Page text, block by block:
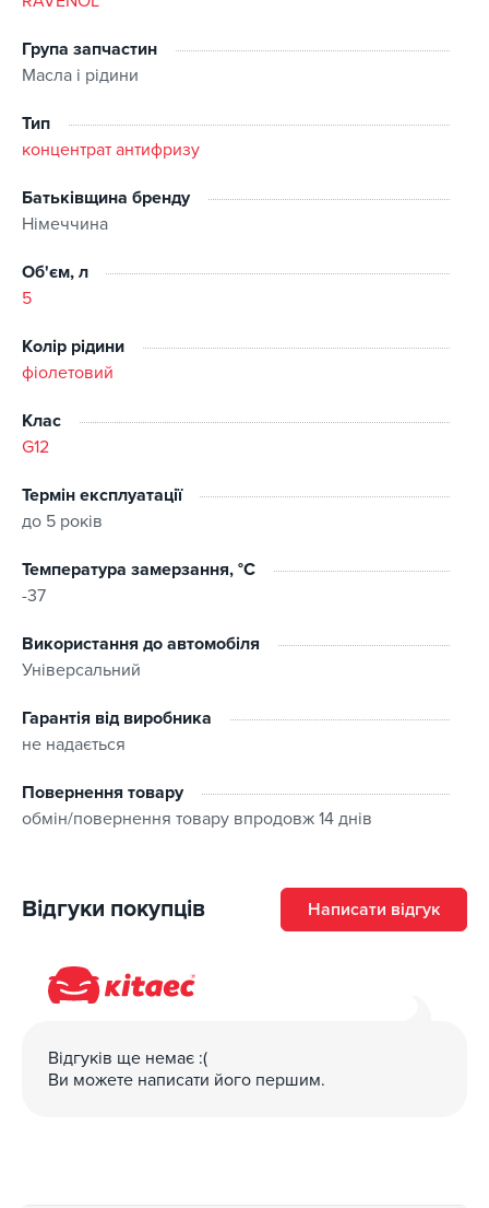
Перевага:
охолодження двигун
Хороший запас лужності
оптимальний захист від корозії для всіх металів та
сплавів, використовуваних в системах охолодження, в
тому числі алюмінію, завдяки висококласним
Запобігання відкладенням та спінювання в системі
автомобільних радіатори.
Сумісність з іншими типами охолодних рідин.
Група запчастин
Масла і рідини
Тип
концентрат антифризу
Батьківщина бренду
Німеччина
Об'єм, л
5
Колір рідини
фіолетовий
Клас
G12
Термін експлуатації
до 5 років
Температура замерзання, °C
-37
Використання до автомобіля
Універсальний
Гарантія від виробника
не надається
Повернення товару
обмін/повернення товару впродовж 14 днів
Відгуки покупців Написати відгук
Відгуків ще немає :(
Ви можете написати його першим.